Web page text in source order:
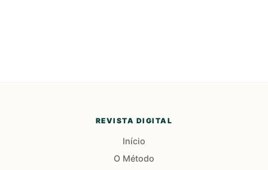
REVISTA DIGITAL
Início
O Método